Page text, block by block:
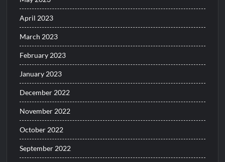
April 2023
March 2023
February 2023
January 2023
December 2022
November 2022
October 2022
September 2022